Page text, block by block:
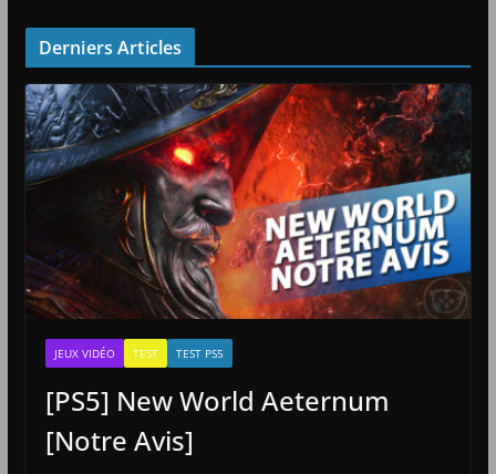
Derniers Articles
JEUX VIDÉO TEST TEST PS5
[PS5] New World Aeternum
[Notre Avis]